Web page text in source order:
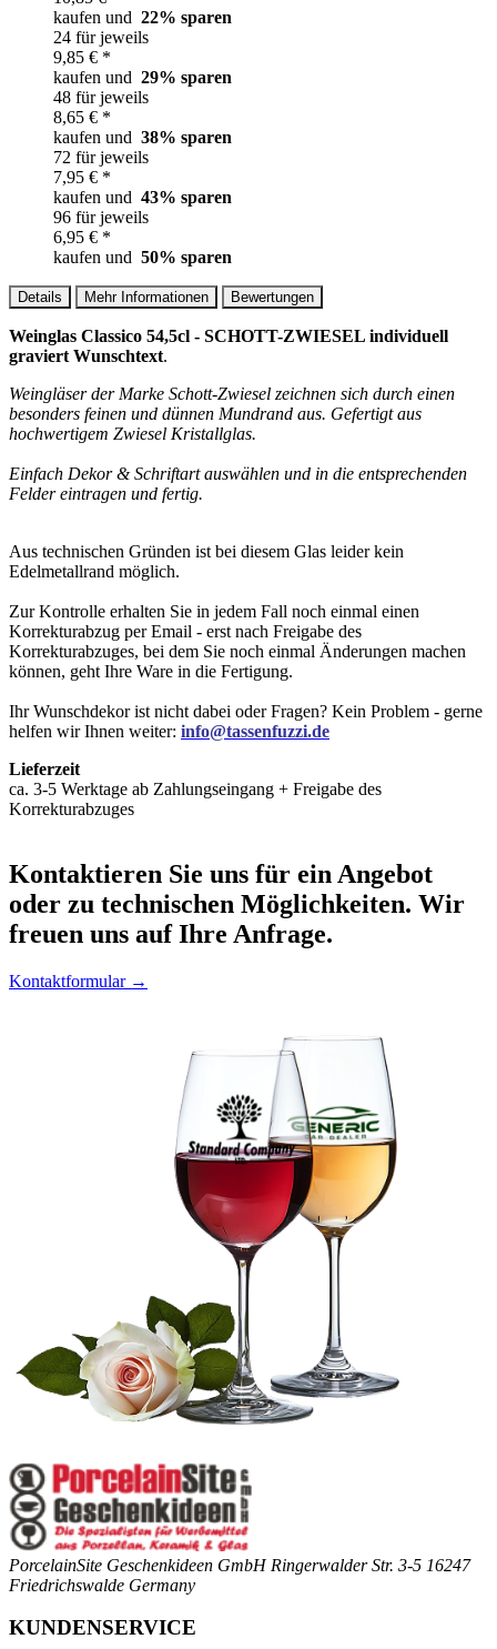
kaufen und 22% sparen
24 für jeweils
9,85 € *
kaufen und 29% sparen
48 für jeweils
8,65 € *
kaufen und 38% sparen
72 für jeweils
7,95 € *
kaufen und 43% sparen
96 für jeweils
6,95 € *
kaufen und 50% sparen
Details Mehr Informationen Bewertungen
Weinglas Classico 54,5cl - SCHOTT-ZWIESEL individuell
graviert Wunschtext.
Weingläser der Marke Schott-Zwiesel zeichnen sich durch einen
besonders feinen und dünnen Mundrand aus. Gefertigt aus
hochwertigem Zwiesel Kristallglas.
Einfach Dekor & Schriftart auswählen und in die entsprechenden
Felder eintragen und fertig.
Aus technischen Gründen ist bei diesem Glas leider kein
Edelmetallrand möglich.
Zur Kontrolle erhalten Sie in jedem Fall noch einmal einen
Korrekturabzug per Email - erst nach Freigabe des
Korrekturabzuges, bei dem Sie noch einmal Änderungen machen
können, geht Ihre Ware in die Fertigung.
Ihr Wunschdekor ist nicht dabei oder Fragen? Kein Problem - gerne
helfen wir Ihnen weiter: info@tassenfuzzi.de
Lieferzeit
ca. 3-5 Werktage ab Zahlungseingang + Freigabe des
Korrekturabzuges
Kontaktieren Sie uns für ein Angebot
oder zu technischen Möglichkeiten. Wir
freuen uns auf Ihre Anfrage.
Kontaktformular →
PorcelainSite Geschenkideen GmbH Ringerwalder Str. 3-5 16247
Friedrichswalde Germany
KUNDENSERVICE